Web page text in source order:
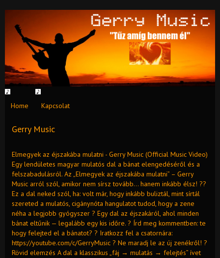
Home Kapcsolat
Gerry Music
Elmegyek az éjszakába mulatni - Gerry Music (Official Music Video)
Egy lendületes magyar mulatós dal a bánat elengedéséről és a
felszabadulásról. Az „Elmegyek az éjszakába mulatni” – Gerry
Music arról szól, amikor nem sírsz tovább… hanem inkább élsz! ??
Ez a dal neked szól, ha: volt már, hogy inkább buliztál, mint sírtál
szereted a mulatós, cigánynóta hangulatot tudod, hogy a zene
néha a legjobb gyógyszer ? Egy dal az éjszakáról, ahol minden
bánat eltűnik — legalább egy kis időre. ? Írd meg kommentben: te
hogy felejted el a bánatot? ? Iratkozz fel a csatornára:
https://youtube.com/c/GerryMusic ? Ne maradj le az új zenékről! ?
Rövid elemzés A dal a klasszikus „fáj → mulatás → felejtés” ívet